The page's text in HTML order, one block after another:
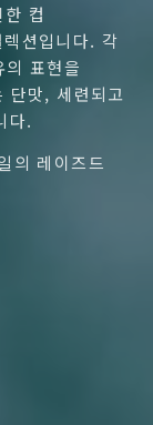
컵
션입니다. 각
표현을
단맛, 세련되고
다.
의 레이즈드